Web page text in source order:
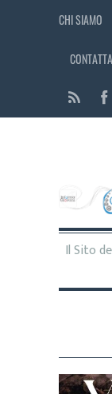
CHI SIAMO
Il Sito